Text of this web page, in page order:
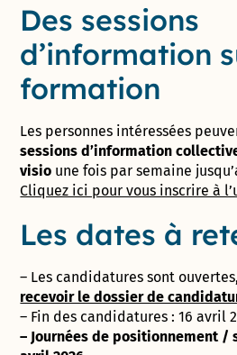
Des sessions
d’information
formation
Les personnes intéressées
sessions d’information
visio une fois par semaine
Cliquez ici pour vous inscrire à
Les dates à
– Les candidatures sont ouvertes,
recevoir le dossier de
– Fin des candidatures : 16 avril
– Journées de positionnement /